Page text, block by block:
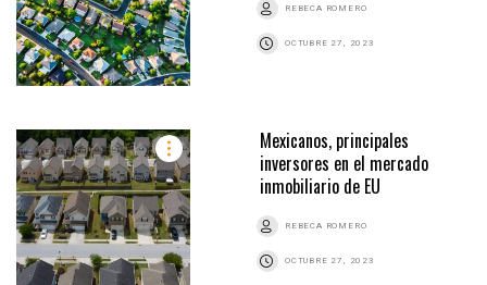
REBECA ROMERO
OCTUBRE 27, 2023
Mexicanos, principales
inversores en el mercado
inmobiliario de EU
REBECA ROMERO
OCTUBRE 27, 2023